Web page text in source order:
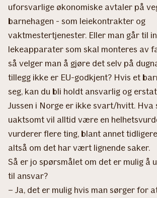
uforsvarlige økonomiske avtaler på
barnehagen - som leiekontrakter og
vaktmestertjenester. Eller man går til
lekeapparater som skal monteres av
så velger man å gjøre det selv på
tillegg ikke er EU-godkjent? Hvis et
seg, kan du bli holdt ansvarlig og
Jussen i Norge er ikke svart/hvitt. Hva
uaktsomt vil alltid være en
vurderer flere ting, blant annet
altså om det har vært lignende saker.
Så er jo spørsmålet om det er mulig å
til ansvar?
– Ja, det er mulig hvis man sørger for